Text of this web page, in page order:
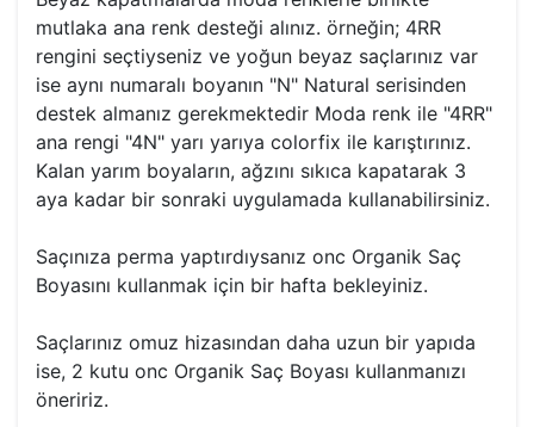
mutlaka ana renk desteği alınız. örneğin; 4RR
rengini seçtiyseniz ve yoğun beyaz saçlarınız var
ise aynı numaralı boyanın "N" Natural serisinden
destek almanız gerekmektedir Moda renk ile "4RR"
ana rengi "4N" yarı yarıya colorfix ile karıştırınız.
Kalan yarım boyaların, ağzını sıkıca kapatarak 3
aya kadar bir sonraki uygulamada kullanabilirsiniz.
Saçınıza perma yaptırdıysanız onc Organik Saç
Boyasını kullanmak için bir hafta bekleyiniz.
Saçlarınız omuz hizasından daha uzun bir yapıda
ise, 2 kutu onc Organik Saç Boyası kullanmanızı
öneririz.